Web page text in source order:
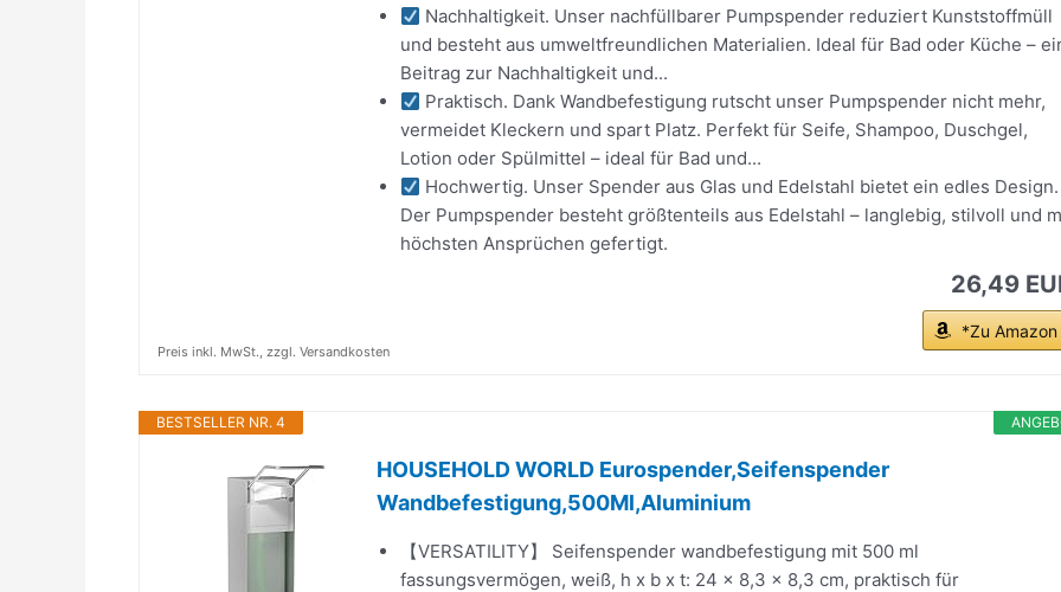
Nachhaltigkeit. Unser nachfüllbarer Pumpspender reduziert Kunststoffmüll
und besteht aus umweltfreundlichen Materialien. Ideal für Bad oder Küche –
Beitrag zur Nachhaltigkeit und...
Praktisch. Dank Wandbefestigung rutscht unser Pumpspender nicht mehr,
vermeidet Kleckern und spart Platz. Perfekt für Seife, Shampoo, Duschgel,
Lotion oder Spülmittel – ideal für Bad und...
Hochwertig. Unser Spender aus Glas und Edelstahl bietet ein edles Design.
Der Pumpspender besteht größtenteils aus Edelstahl – langlebig, stilvoll und
höchsten Ansprüchen gefertigt.
26,49
*Zu Amazon
Preis inkl. MwSt., zzgl. Versandkosten
BESTSELLER NR. 4
HOUSEHOLD WORLD Eurospender,Seifenspender
Wandbefestigung,500Ml,Aluminium
【VERSATILITY】 Seifenspender wandbefestigung mit 500 ml
fassungsvermögen, weiß, h x b x t: 24 x 8,3 x 8,3 cm, praktisch für